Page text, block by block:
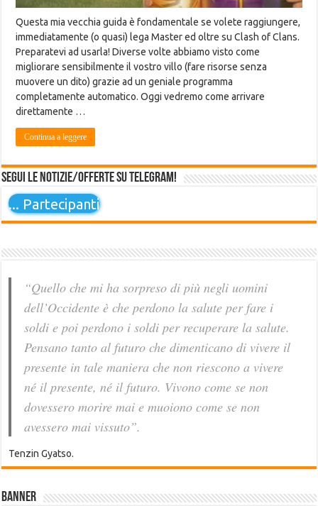
Questa mia vecchia guida è fondamentale se volete raggiungere,
immediatamente (o quasi) lega Master ed oltre su Clash of Clans.
Preparatevi ad usarla! Diverse volte abbiamo visto come
migliorare sensibilmente il vostro villo (fare risorse senza
muovere un dito) grazie ad un geniale programma
completamente automatico. Oggi vedremo come arrivare
direttamente …
Continua a leggere
Segui le notizie/offerte su Telegram!
... Partecipanti
“Quello che mi ha sorpreso di più negli uomini
dell’Occidente è che perdono la salute per fare i
soldi e poi perdono i soldi per recuperare la salute.
Pensano tanto al futuro che dimenticano di vivere il
presente in tale maniera che non riescono a vivere
né il presente, né il futuro. Vivono come se non
dovessero morire mai e muoiono come se non
avessero mai vissuto”.
Tenzin Gyatso.
Banner